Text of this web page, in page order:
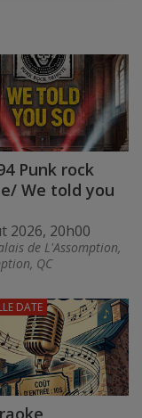
Punk rock
We told you
2026, 20h00
de L'Assomption,
QC
DATE